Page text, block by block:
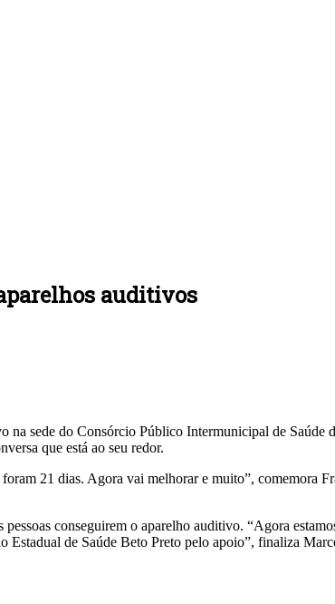
auditivos
na sede do Consórcio Público Intermunicipal de
que está ao seu redor.
21 dias. Agora vai melhorar e muito”, comemora
conseguirem o aparelho auditivo. “Agora
Estadual de Saúde Beto Preto pelo apoio”, finaliza